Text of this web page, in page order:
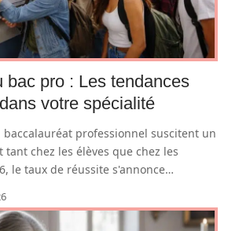
bac pro : Les tendances
votre spécialité
baccalauréat professionnel suscitent un
chez les élèves que chez les
le taux de réussite s'annonce…